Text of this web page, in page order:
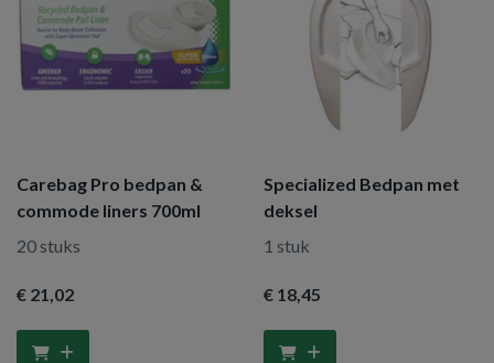
Carebag Pro bedpan &
commode liners 700ml
20 stuks
€ 21,02
Specialized Bedpan met
deksel
1 stuk
€ 18,45